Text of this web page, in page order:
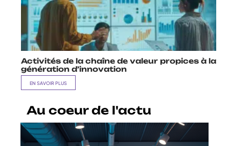
Activités de la chaîne de valeur propices à la
génération d’innovation
EN SAVOIR PLUS
Au coeur de l'actu